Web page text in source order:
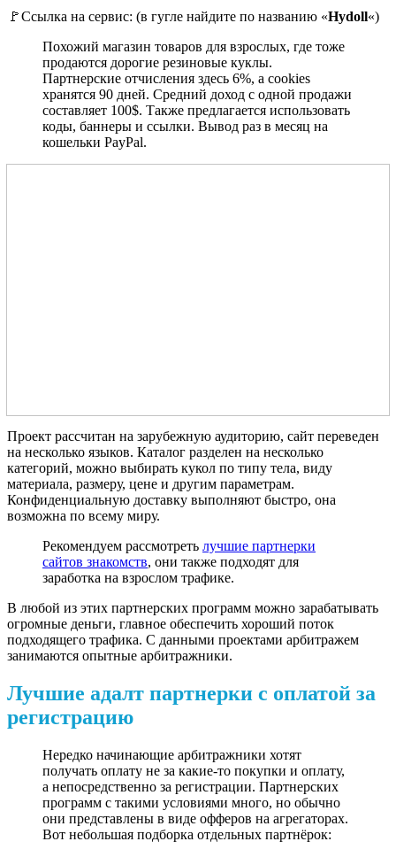
🚩Ссылка на сервис: (в гугле найдите по названию «Hydoll«)
Похожий магазин товаров для взрослых, где тоже
продаются дорогие резиновые куклы.
Партнерские отчисления здесь 6%, а cookies
хранятся 90 дней. Средний доход с одной продажи
составляет 100$. Также предлагается использовать
коды, баннеры и ссылки. Вывод раз в месяц на
кошельки PayPal.
Проект рассчитан на зарубежную аудиторию, сайт переведен
на несколько языков. Каталог разделен на несколько
категорий, можно выбирать кукол по типу тела, виду
материала, размеру, цене и другим параметрам.
Конфиденциальную доставку выполняют быстро, она
возможна по всему миру.
Рекомендуем рассмотреть лучшие партнерки
сайтов знакомств, они также подходят для
заработка на взрослом трафике.
В любой из этих партнерских программ можно зарабатывать
огромные деньги, главное обеспечить хороший поток
подходящего трафика. С данными проектами арбитражем
занимаются опытные арбитражники.
Лучшие адалт партнерки с оплатой за
регистрацию
Нередко начинающие арбитражники хотят
получать оплату не за какие-то покупки и оплату,
а непосредственно за регистрации. Партнерских
программ с такими условиями много, но обычно
они представлены в виде офферов на агрегаторах.
Вот небольшая подборка отдельных партнёрок: